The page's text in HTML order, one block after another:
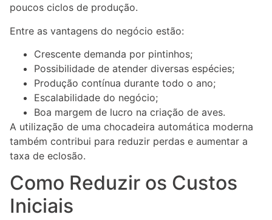
poucos ciclos de produção.
Entre as vantagens do negócio estão:
Crescente demanda por pintinhos;
Possibilidade de atender diversas espécies;
Produção contínua durante todo o ano;
Escalabilidade do negócio;
Boa margem de lucro na criação de aves.
A utilização de uma chocadeira automática moderna
também contribui para reduzir perdas e aumentar a
taxa de eclosão.
Como Reduzir os Custos
Iniciais